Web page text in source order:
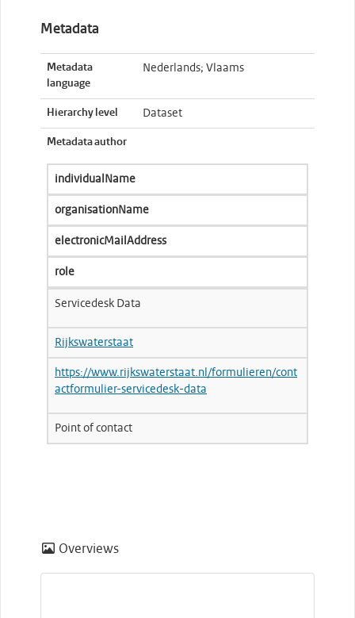
Metadata
Metadata
language
Nederlands; Vlaams
Hierarchy level Dataset
Metadata author
individualName
organisationName
electronicMailAddress
role
Servicedesk Data
Rijkswaterstaat
https://www.rijkswaterstaat.nl/formulieren/cont
actformulier-servicedesk-data
Point of contact
Overviews